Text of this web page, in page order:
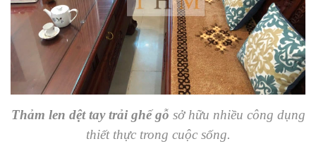
Thảm len dệt tay trải ghế gỗ sở hữu nhiều công dụng
thiết thực trong cuộc sống.